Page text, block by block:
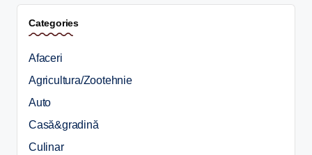
Categories
Afaceri
Agricultura/Zootehnie
Auto
Casă&gradină
Culinar